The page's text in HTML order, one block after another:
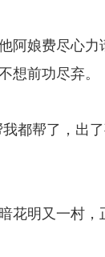
阿娘费尽心力
想前功尽弃。
都帮了，出
花明又一村，